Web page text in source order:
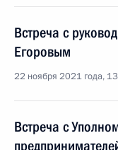
Встреча с
Егоровым
22 ноября 2021 года,
Встреча с